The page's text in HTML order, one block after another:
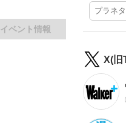
イベント情報
プラネ
X(旧